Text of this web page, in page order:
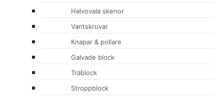
Halvovala skenor
Vantskruvar
Knapar & pollare
Galvade block
Träblock
Stroppblock